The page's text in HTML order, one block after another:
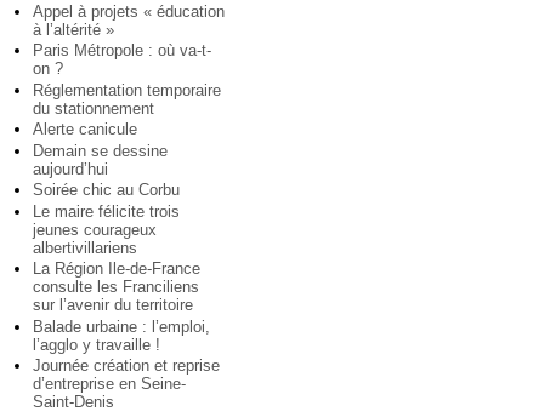
Appel à projets « éducation
à l’altérité »
Paris Métropole : où va-t-
on ?
Réglementation temporaire
du stationnement
Alerte canicule
Demain se dessine
aujourd’hui
Soirée chic au Corbu
Le maire félicite trois
jeunes courageux
albertivillariens
La Région Ile-de-France
consulte les Franciliens
sur l’avenir du territoire
Balade urbaine : l’emploi,
l’agglo y travaille !
Journée création et reprise
d’entreprise en Seine-
Saint-Denis